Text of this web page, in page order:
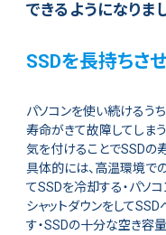
できるようになりま
SSDを長持ちさ
パソコンを使い続けるう
寿命がきて故障してしま
気を付けることでSSDの
具体的には、高温環境で
てSSDを冷却する・パソ
シャットダウンをして
す・SSDの十分な空き容